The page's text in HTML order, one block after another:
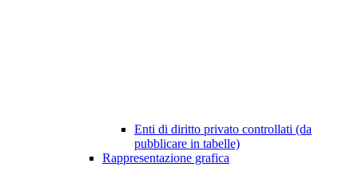
Enti di diritto privato controllati (da
pubblicare in tabelle)
Rappresentazione grafica